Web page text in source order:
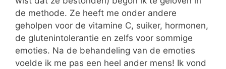
de methode. Ze heeft me onder andere
geholpen voor de vitamine C, suiker, hormonen,
de glutenintolerantie en zelfs voor sommige
emoties. Na de behandeling van de emoties
voelde ik me pas een heel ander mens! Ik vond